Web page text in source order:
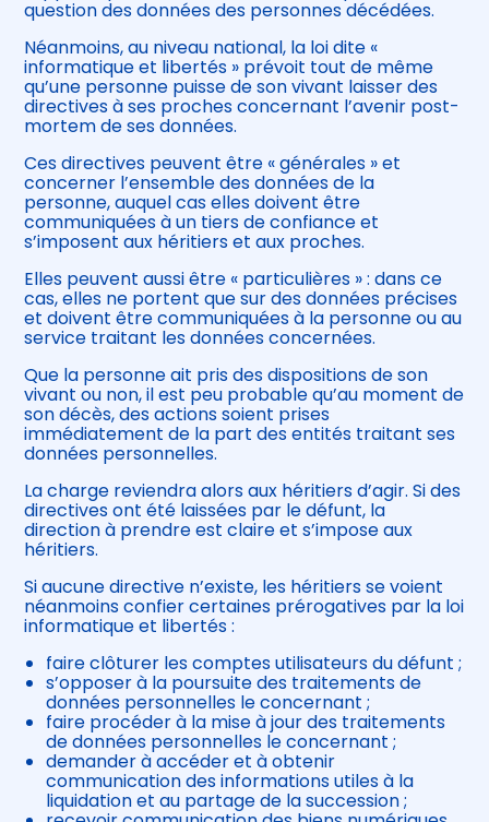
question des données des personnes décédées.
Néanmoins, au niveau national, la loi dite «
informatique et libertés » prévoit tout de même
qu’une personne puisse de son vivant laisser des
directives à ses proches concernant l’avenir post-
mortem de ses données.
Ces directives peuvent être « générales » et
concerner l’ensemble des données de la
personne, auquel cas elles doivent être
communiquées à un tiers de confiance et
s’imposent aux héritiers et aux proches.
Elles peuvent aussi être « particulières » : dans ce
cas, elles ne portent que sur des données précises
et doivent être communiquées à la personne ou au
service traitant les données concernées.
Que la personne ait pris des dispositions de son
vivant ou non, il est peu probable qu’au moment de
son décès, des actions soient prises
immédiatement de la part des entités traitant ses
données personnelles.
La charge reviendra alors aux héritiers d’agir. Si des
directives ont été laissées par le défunt, la
direction à prendre est claire et s’impose aux
héritiers.
Si aucune directive n’existe, les héritiers se voient
néanmoins confier certaines prérogatives par la loi
informatique et libertés :
faire clôturer les comptes utilisateurs du défunt ;
s’opposer à la poursuite des traitements de
données personnelles le concernant ;
faire procéder à la mise à jour des traitements
de données personnelles le concernant ;
demander à accéder et à obtenir
communication des informations utiles à la
liquidation et au partage de la succession ;